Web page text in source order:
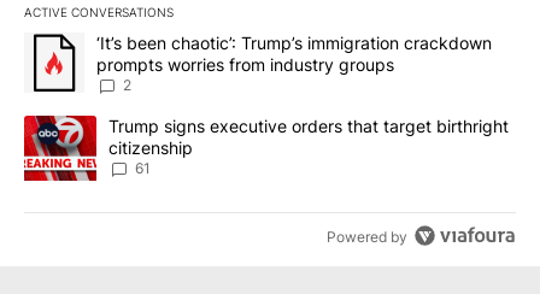
ACTIVE CONVERSATIONS
The following is a list of the most commented articles in the last
A trending article titled "‘It’s been chaotic’: Trump’s
‘It’s been chaotic’: Trump’s immigration crackdown
prompts worries from industry groups
2
A trending article titled "Trump signs executive orders that
Trump signs executive orders that target birthright
citizenship
61
Powered by